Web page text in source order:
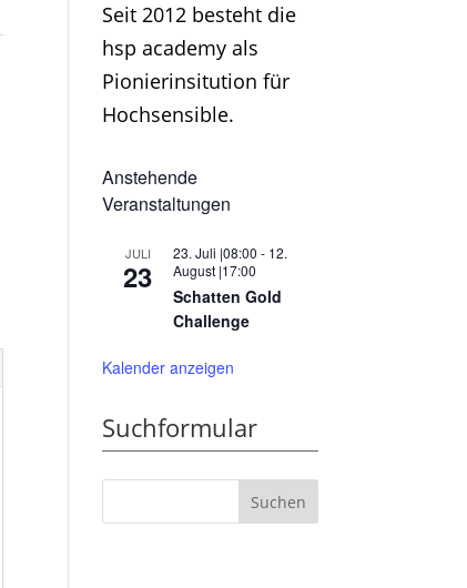
Seit 2012 besteht die
hsp academy als
Pionierinsitution für
Hochsensible.
Anstehende
Veranstaltungen
JULI
23
23. Juli |08:00 - 12.
August |17:00
Schatten Gold
Challenge
Kalender anzeigen
Suchformular